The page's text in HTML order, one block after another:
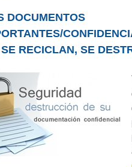
DOCUMENTOS
RECICLAN, SE